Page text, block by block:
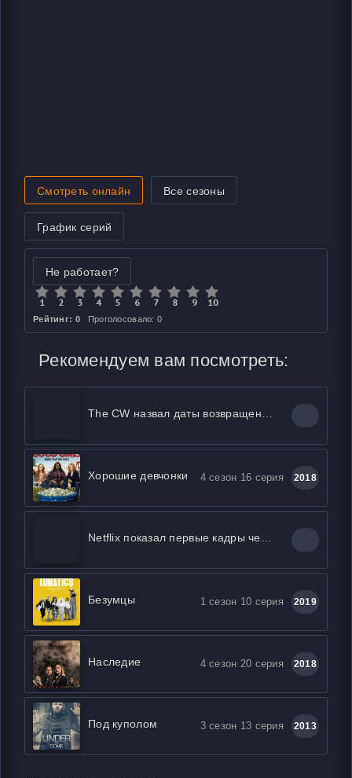
Смотреть онлайн Все сезоны
График серий
Не работает?
Рейтинг: 0 Проголосовало: 0
Рекомендуем вам посмотреть:
Хорошие девчонки 4 сезон 16 серия 2018
Безумцы 1 сезон 10 серия 2019
Наследие 4 сезон 20 серия 2018
Под куполом 3 сезон 13 серия 2013